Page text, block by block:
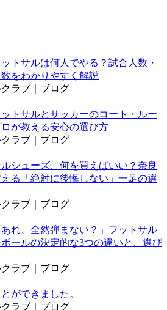
ットサルは何人でやる？試合人数・
をわかりやすく解説
ラブ｜ブログ
ットサルとサッカーのコート・ルー
が教える安心の選び方
ラブ｜ブログ
シューズ、何を買えばいい？奈良
る「絶対に後悔しない」一足の選
ラブ｜ブログ
あれ、全然弾まない？」フットサル
ールの決定的な3つの違いと、選び
ラブ｜ブログ
ができました。
ラブ｜ブログ